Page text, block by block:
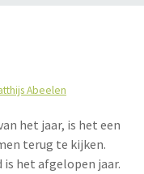
Abeelen
het jaar, is het een
terug te kijken.
het afgelopen jaar.